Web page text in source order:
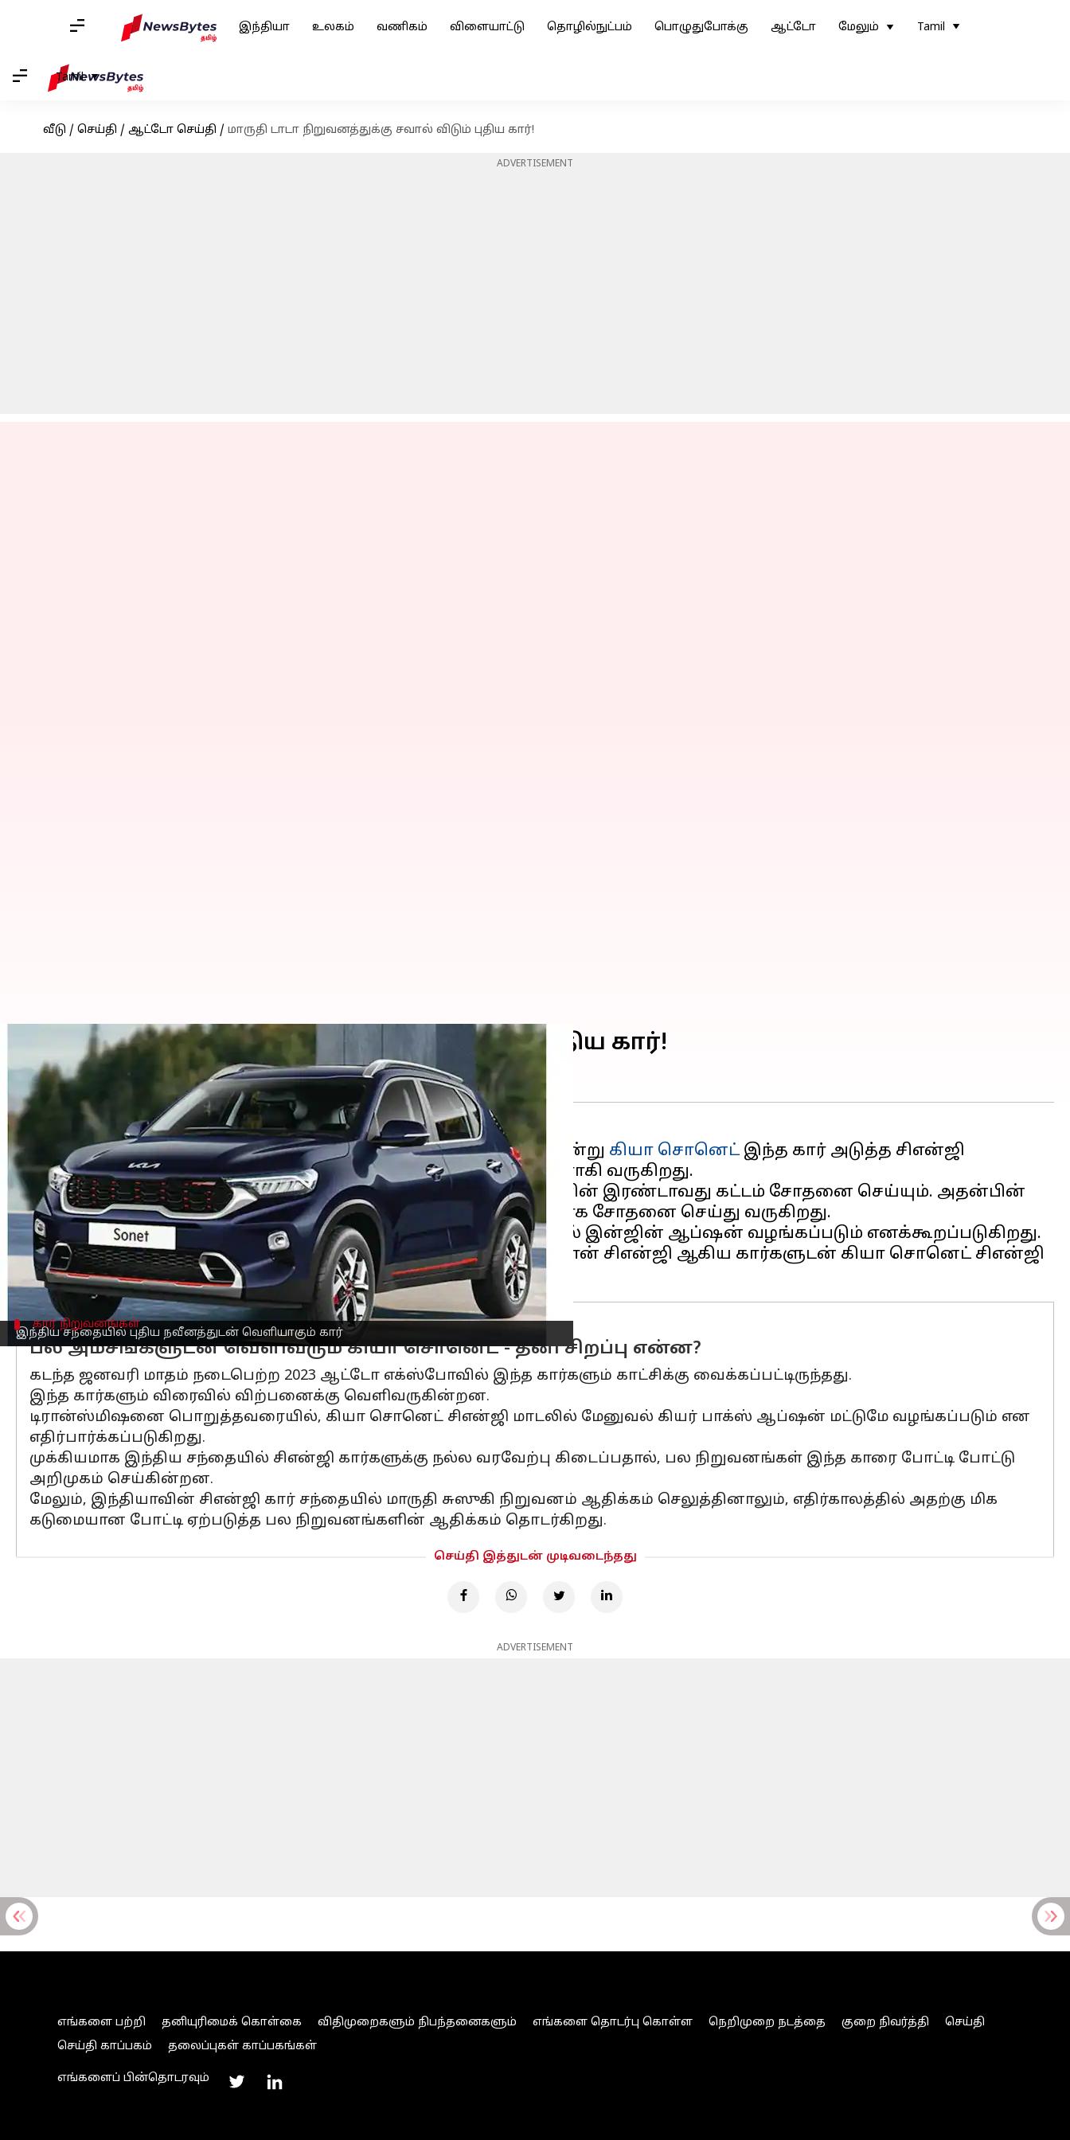
இந்தியா உலகம் வணிகம் விளையாட்டு தொழில்நுட்பம் பொழுதுபோக்கு ஆட்டோ மேலும் Tamil
Tamil
வீடு / செய்தி / ஆட்டோ செய்தி / மாருதி டாடா நிறுவனத்துக்கு சவால் விடும் புதிய கார்!
ADVERTISEMENT
இந்திய சந்தையில் புதிய நவீனத்துடன் வெளியாகும் கார்
மாருதி டாடா நிறுவனத்துக்கு சவால் விடும் புதிய கார்!
எழுதியவர் Siranjeevi Mar 10, 2023 10:26 am
செய்தி முன்னோட்டம்
வளர்ந்து வரும் இந்திய வாகனச் சந்தையில், பிரபலமான காரில் ஒன்று கியா சொனெட் இந்த கார் அடுத்த சிஎன்ஜி
வெர்ஷனை விற்பனைக்கு அறிமுகம் செய்ய கியா நிறுவனம் தயாராகி வருகிறது.
இந்த கார் அறிமுகத்திற்கு முன் பிஎஸ்-6 மாசு உமிழ்வு விதிமுறைகளின் இரண்டாவது கட்டம் சோதனை செய்யும். அதன்பின்
இந்த புதிய மாடலை கியா நிறுவனம் இந்திய சாலைகளில் தீவிரமாக சோதனை செய்து வருகிறது.
எனவே, கியா சொனெட் சிஎன்ஜி காரில், 1.0 லிட்டர் டர்போ பெட்ரோல் இன்ஜின் ஆப்ஷன் வழங்கப்படும் எனக்கூறப்படுகிறது.
இந்த கார், மாருதி சுஸுகி பிரெஸ்ஸா சிஎன்ஜி மற்றும் டாடா நெக்ஸான் சிஎன்ஜி ஆகிய கார்களுடன் கியா சொனெட் சிஎன்ஜி
கார் நிறுவனங்கள்
பல அம்சங்களுடன் வெளிவரும் கியா சொனெட் - தனி சிறப்பு என்ன?
கடந்த ஜனவரி மாதம் நடைபெற்ற 2023 ஆட்டோ எக்ஸ்போவில் இந்த கார்களும் காட்சிக்கு வைக்கப்பட்டிருந்தது.
இந்த கார்களும் விரைவில் விற்பனைக்கு வெளிவருகின்றன.
டிரான்ஸ்மிஷனை பொறுத்தவரையில், கியா சொனெட் சிஎன்ஜி மாடலில் மேனுவல் கியர் பாக்ஸ் ஆப்ஷன் மட்டுமே வழங்கப்படும் என
எதிர்பார்க்கப்படுகிறது.
முக்கியமாக இந்திய சந்தையில் சிஎன்ஜி கார்களுக்கு நல்ல வரவேற்பு கிடைப்பதால், பல நிறுவனங்கள் இந்த காரை போட்டி போட்டு
அறிமுகம் செய்கின்றன.
மேலும், இந்தியாவின் சிஎன்ஜி கார் சந்தையில் மாருதி சுஸுகி நிறுவனம் ஆதிக்கம் செலுத்தினாலும், எதிர்காலத்தில் அதற்கு மிக
கடுமையான போட்டி ஏற்படுத்த பல நிறுவனங்களின் ஆதிக்கம் தொடர்கிறது.
செய்தி இத்துடன் முடிவடைந்தது
ADVERTISEMENT
எங்களை பற்றி தனியுரிமைக் கொள்கை விதிமுறைகளும் நிபந்தனைகளும் எங்களை தொடர்பு கொள்ள நெறிமுறை நடத்தை குறை நிவர்த்தி
செய்தி
செய்தி காப்பகம்
தலைப்புகள் காப்பகங்கள்
எங்களைப் பின்தொடரவும்